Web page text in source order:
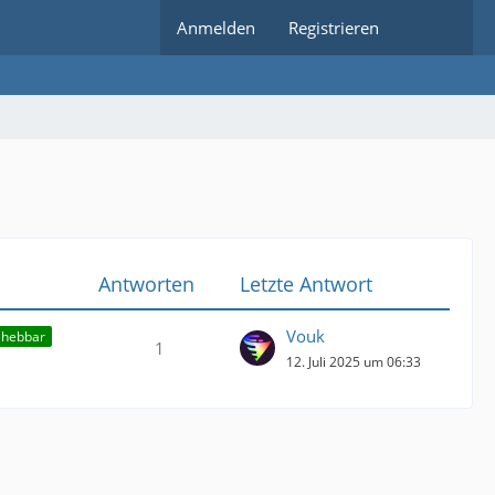
Anmelden Registrieren
Antworten Letzte Antwort
1
Vouk
12. Juli 2025 um 06:33